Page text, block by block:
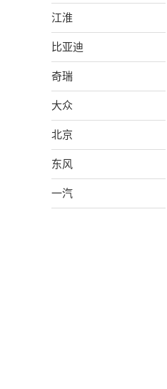
江淮
比亚迪
奇瑞
大众
北京
东风
一汽